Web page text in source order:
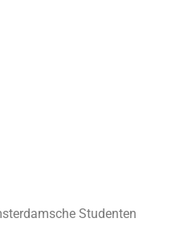
Studenten